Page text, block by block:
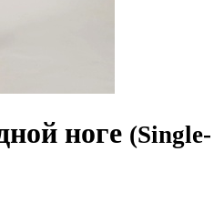
ноге (Single-